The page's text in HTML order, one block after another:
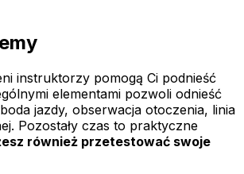
instruktorzy pomogą Ci podnieść
elementami pozwoli odnieść
jazdy, obserwacja otoczenia, linia
Pozostały czas to praktyczne
również przetestować swoje